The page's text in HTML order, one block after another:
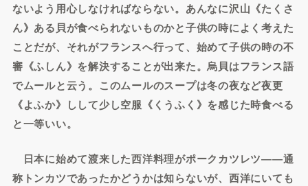
ないよう用心しなければならない。あんなに沢山《たくさ
ん》ある貝が食べられないものかと子供の時によく考えた
ことだが、それがフランスへ行って、始めて子供の時の不
審《ふしん》を解決することが出来た。烏貝はフランス語
でムールと云う。このムールのスープは冬の夜など夜更
《よふか》しして少し空服《くうふく》を感じた時食べる
と一等いい。
日本に始めて渡来した西洋料理がポークカツレツ――通
称トンカツであったかどうかは知らないが、西洋にいても